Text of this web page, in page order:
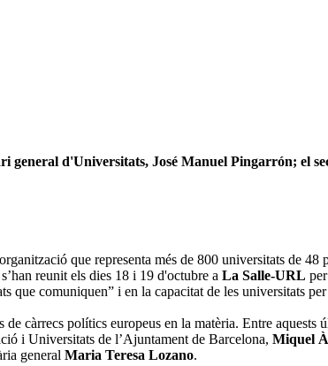
d'Universitats, José Manuel Pingarrón; el
que representa més de 800 universitats de 48
reunit els dies 18 i 19 d'octubre a La Salle-URL
que comuniquen” i en la capacitat de les universitats
càrrecs polítics europeus en la matèria. Entre aquests
i Universitats de l’Ajuntament de Barcelona, Miquel
general Maria Teresa Lozano.